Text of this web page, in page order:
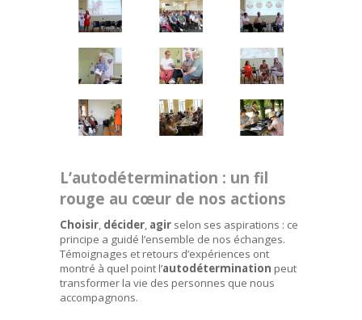
L’autodétermination : un fil
rouge au cœur de nos actions
Choisir, décider, agir selon ses aspirations : ce
principe a guidé l’ensemble de nos échanges.
Témoignages et retours d’expériences ont
montré à quel point l’autodétermination peut
transformer la vie des personnes que nous
accompagnons.